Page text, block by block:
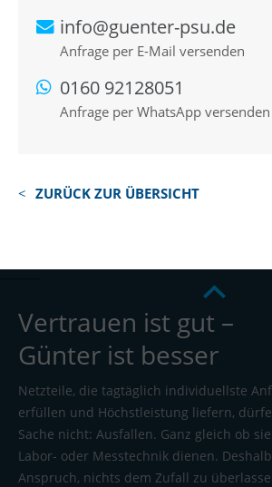
info@guenter-psu.de
Anfrage per E-Mail versenden
0160 92128051
Anfrage per WhatsApp versenden
ZURÜCK ZUR ÜBERSICHT
Vertrauen ist gut –
Günter ist besser
Netzteile, die tagtäglich individuellste
erfüllen und Höchstleistung liefern,
Sache nicht: Ausfallen. Ganz gleich ob
Labor- oder Messtechnik dienen.
Anspruch, nichts dem Zufall zu